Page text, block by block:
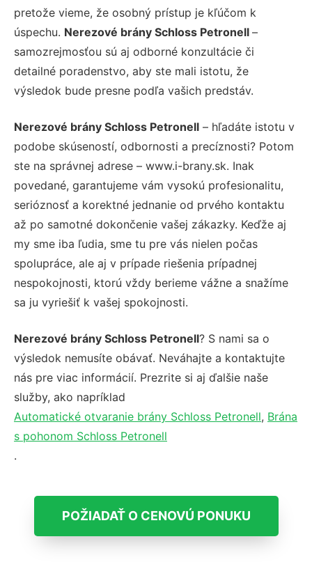
pretože vieme, že osobný prístup je kľúčom k
úspechu. Nerezové brány Schloss Petronell –
samozrejmosťou sú aj odborné konzultácie či
detailné poradenstvo, aby ste mali istotu, že
výsledok bude presne podľa vašich predstáv.
Nerezové brány Schloss Petronell – hľadáte istotu v
podobe skúseností, odbornosti a precíznosti? Potom
ste na správnej adrese – www.i-brany.sk. Inak
povedané, garantujeme vám vysokú profesionalitu,
serióznosť a korektné jednanie od prvého kontaktu
až po samotné dokončenie vašej zákazky. Keďže aj
my sme iba ľudia, sme tu pre vás nielen počas
spolupráce, ale aj v prípade riešenia prípadnej
nespokojnosti, ktorú vždy berieme vážne a snažíme
sa ju vyriešiť k vašej spokojnosti.
Nerezové brány Schloss Petronell? S nami sa o
výsledok nemusíte obávať. Neváhajte a kontaktujte
nás pre viac informácií. Prezrite si aj ďalšie naše
služby, ako napríklad
Automatické otvaranie brány Schloss Petronell, Brána
s pohonom Schloss Petronell
.
POŽIADAŤ O CENOVÚ PONUKU